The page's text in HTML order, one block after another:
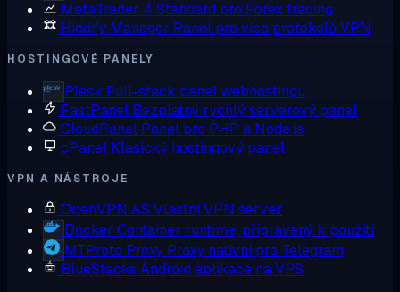
MetaTrader 4 Standard pro Forex trading
Hiddify Manager Panel pro více protokolů VPN
HOSTINGOVÉ PANELY
Plesk Full-stack panel webhostingu
FastPanel Bezplatný rychlý serverový panel
CloudPanel Panel pro PHP a Node.js
cPanel Klasický hostingový panel
VPN A NÁSTROJE
OpenVPN AS Vlastní VPN server
Docker Container runtime, připravený k použití
MTProto Proxy Proxy nativní pro Telegram
BlueStacks Android aplikace na VPS